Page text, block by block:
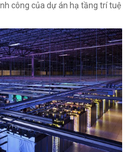
công của dự án hạ tầng trí tuệ